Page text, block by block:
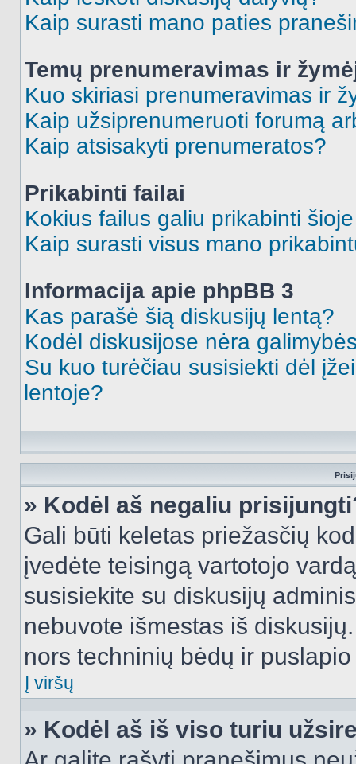
Kaip surasti mano paties
Temų prenumeravimas ir
Kuo skiriasi prenumeravimas ir
Kaip užsiprenumeruoti forumą
Kaip atsisakyti prenumeratos?
Prikabinti failai
Kokius failus galiu prikabinti
Kaip surasti visus mano
Informacija apie phpBB 3
Kas parašė šią diskusijų lentą?
Kodėl diskusijose nėra
Su kuo turėčiau susisiekti dėl
lentoje?
» Kodėl aš negaliu
Gali būti keletas priežasčių
įvedėte teisingą vartotojo
susisiekite su diskusijų
nebuvote išmestas iš
nors techninių bėdų ir
Į viršų
» Kodėl aš iš viso turiu